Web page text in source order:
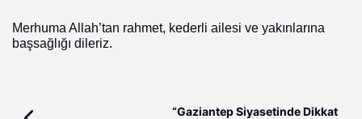
Merhuma Allah’tan rahmet, kederli ailesi ve yakınlarına
başsağlığı dileriz.
“Gaziantep Siyasetinde Dikkat